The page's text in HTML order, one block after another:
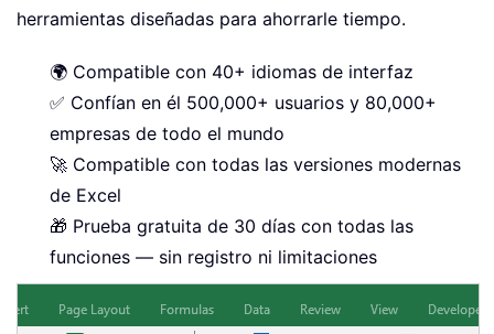
herramientas diseñadas para ahorrarle tiempo.
🌍 Compatible con 40+ idiomas de interfaz
✅ Confían en él 500,000+ usuarios y 80,000+
empresas de todo el mundo
🚀 Compatible con todas las versiones modernas
de Excel
🎁 Prueba gratuita de 30 días con todas las
funciones — sin registro ni limitaciones